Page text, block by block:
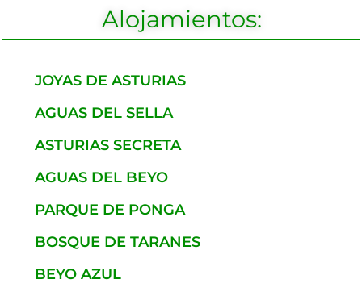
Alojamientos:
JOYAS DE ASTURIAS
AGUAS DEL SELLA
ASTURIAS SECRETA
AGUAS DEL BEYO
PARQUE DE PONGA
BOSQUE DE TARANES
BEYO AZUL